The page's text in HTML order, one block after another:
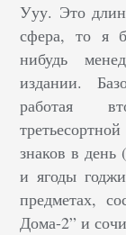
Ууу. Это
сфера, то я
нибудь
издании.
работая
знаков в
и ягоды
предметах,
Дома-2” и